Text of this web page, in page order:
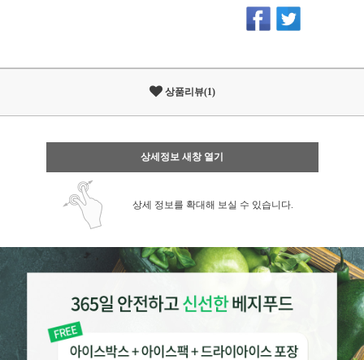
상품리뷰(1)
상세정보 새창 열기
상세 정보를 확대해 보실 수 있습니다.